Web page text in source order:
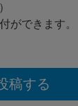
ができます。